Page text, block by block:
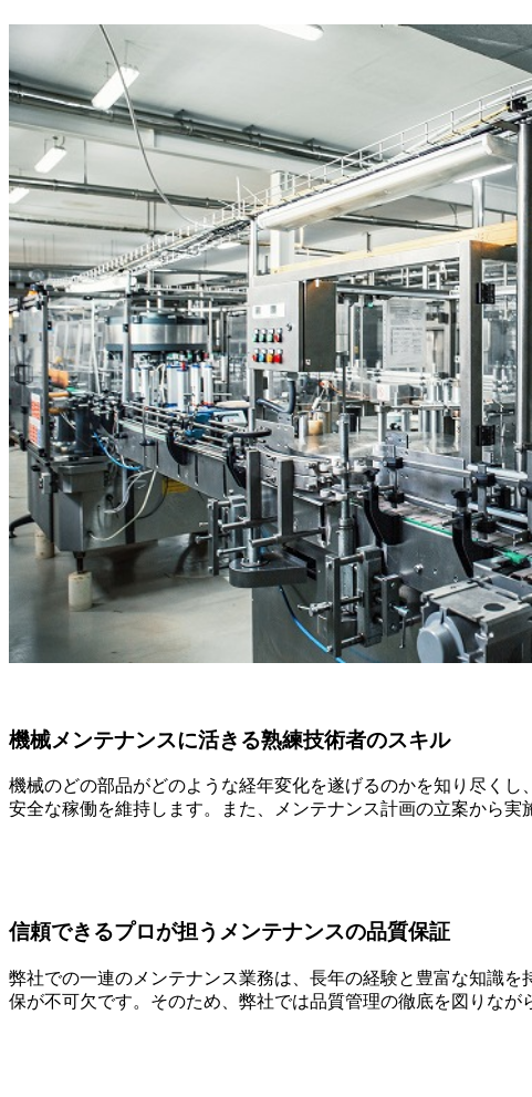
機械メンテナンスに活きる熟練技術者のスキル
機械のどの部品がどのような経年変化を遂げるのかを知り尽く
安全な稼働を維持します。また、メンテナンス計画の立案から
信頼できるプロが担うメンテナンスの品質保証
弊社での一連のメンテナンス業務は、長年の経験と豊富な知識
保が不可欠です。そのため、弊社では品質管理の徹底を図りな